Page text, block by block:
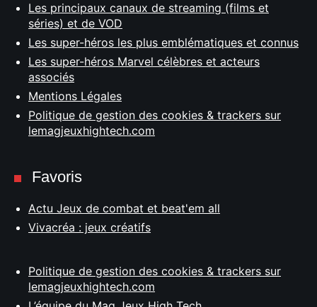
Les principaux canaux de streaming (films et
séries) et de VOD
Les super-héros les plus emblématiques et connus
Les super-héros Marvel célèbres et acteurs
associés
Mentions Légales
Politique de gestion des cookies & trackers sur
lemagjeuxhightech.com
Favoris
Actu Jeux de combat et beat'em all
Vivacréa : jeux créatifs
Politique de gestion des cookies & trackers sur
lemagjeuxhightech.com